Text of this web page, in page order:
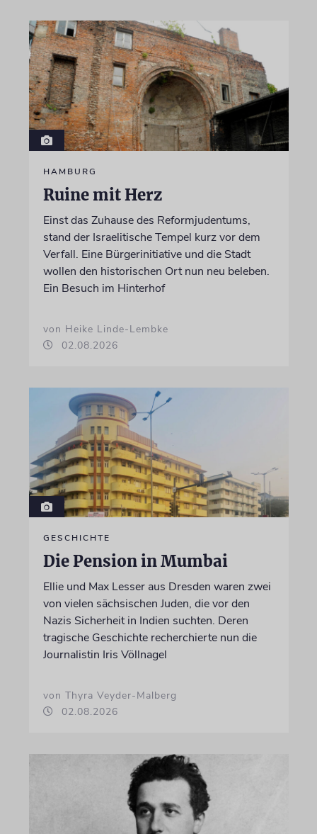
HAMBURG
Ruine mit Herz
Einst das Zuhause des Reformjudentums,
stand der Israelitische Tempel kurz vor dem
Verfall. Eine Bürgerinitiative und die Stadt
wollen den historischen Ort nun neu beleben.
Ein Besuch im Hinterhof
von Heike Linde-Lembke
02.08.2026
GESCHICHTE
Die Pension in Mumbai
Ellie und Max Lesser aus Dresden waren zwei
von vielen sächsischen Juden, die vor den
Nazis Sicherheit in Indien suchten. Deren
tragische Geschichte recherchierte nun die
Journalistin Iris Völlnagel
von Thyra Veyder-Malberg
02.08.2026